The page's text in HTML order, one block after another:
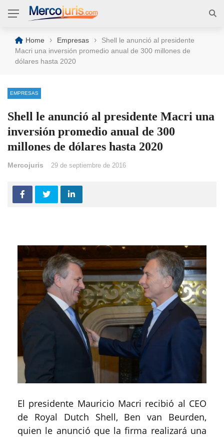
Home › Empresas ›
Shell le anunció al presidente
Macri una inversión promedio anual de 300 millones de
dólares hasta 2020
EMPRESAS
Shell le anunció al presidente Macri una
inversión promedio anual de 300
millones de dólares hasta 2020
Mercojuris 29 de septiembre de 2016
El presidente Mauricio Macri recibió al CEO
de Royal Dutch Shell, Ben van Beurden,
quien le anunció que la firma realizará una